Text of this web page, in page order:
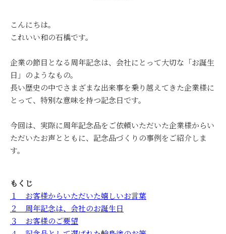
こんにちは。
これいい和の石橋です。
企業の節目となる周年記念は、会社にとって大切な「お誕生
日」のようなもの。
長い歴史の中でさまざまな出来事を乗り越えてきた企業様に
とって、特別な意味を持つ記念日です。
今回は、実際に周年記念品をご依頼いただいた企業様からい
ただいたお声とともに、記念品づくりの事例をご紹介しま
す。
もくじ
１ お客様からいただいた嬉しいお言葉
２ 周年記念は、会社のお誕生日
３ お客様のご要望